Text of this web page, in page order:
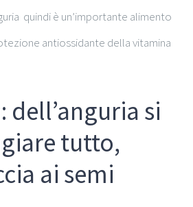
quindi è un’importante alimento
antiossidante della vitamina
dell’anguria si
tutto,
ai semi